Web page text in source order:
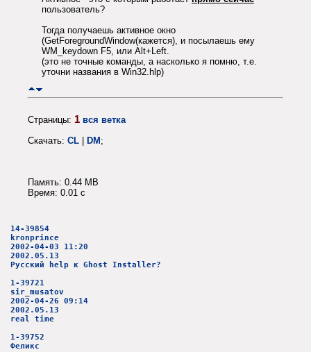
пользователь?
Тогда получаешь активное окно
(GetForegroundWindow(кажется), и посылаешь ему
WM_keydown F5, или Alt+Left.
(это не точные команды, а насколько я помню, т.е.
уточни названия в Win32.hlp)
Страницы: 1 вся ветка
Скачать: CL DM ;
Память: 0.44 MB
Время: 0.01 c
14-39854
kronprince
2002-04-03 11:20
2002.05.13
Русский help к Ghost Installer?
1-39721
sir_musatov
2002-04-26 09:14
2002.05.13
real time
1-39752
Феликс